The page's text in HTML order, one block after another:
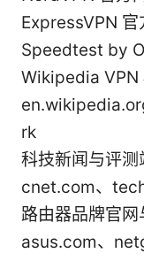
ExpressVPN
Speedtest by
Wikipedia VPN
rk
科技新闻与评
cnet.com、
路由器品牌官
asus.com、